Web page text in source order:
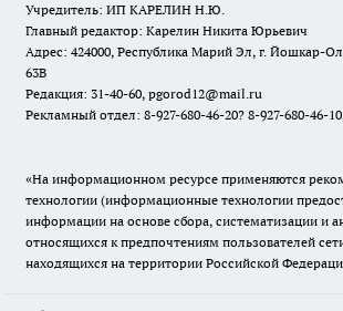
Учредитель: ИП КАРЕЛИН Н.Ю.
Главный редактор: Карелин Никита Юрьевич
Адрес: 424000, Республика Марий Эл, г. Йошкар-
63В
Редакция: 31-40-60, pgorod12@mail.ru
Рекламный отдел: 8-927-680-46-20? 8-927-680-46-
«На информационном ресурсе применяются
технологии (информационные технологии
информации на основе сбора, систематизации и
относящихся к предпочтениям пользователей
находящихся на территории Российской